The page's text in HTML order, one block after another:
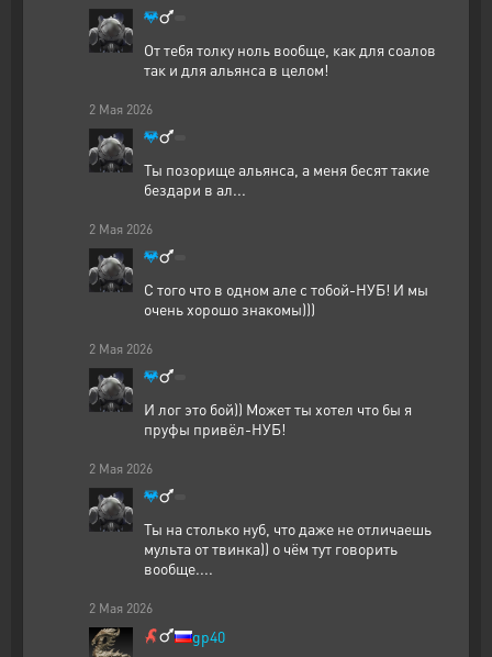
От тебя толку ноль вообще, как для соалов
так и для альянса в целом!
2 Мая 2026
Ты позорище альянса, а меня бесят такие
бездари в ал...
2 Мая 2026
С того что в одном але с тобой-НУБ! И мы
очень хорошо знакомы)))
2 Мая 2026
И лог это бой)) Может ты хотел что бы я
пруфы привёл-НУБ!
2 Мая 2026
Ты на столько нуб, что даже не отличаешь
мульта от твинка)) о чём тут говорить
вообще....
2 Мая 2026
gp40